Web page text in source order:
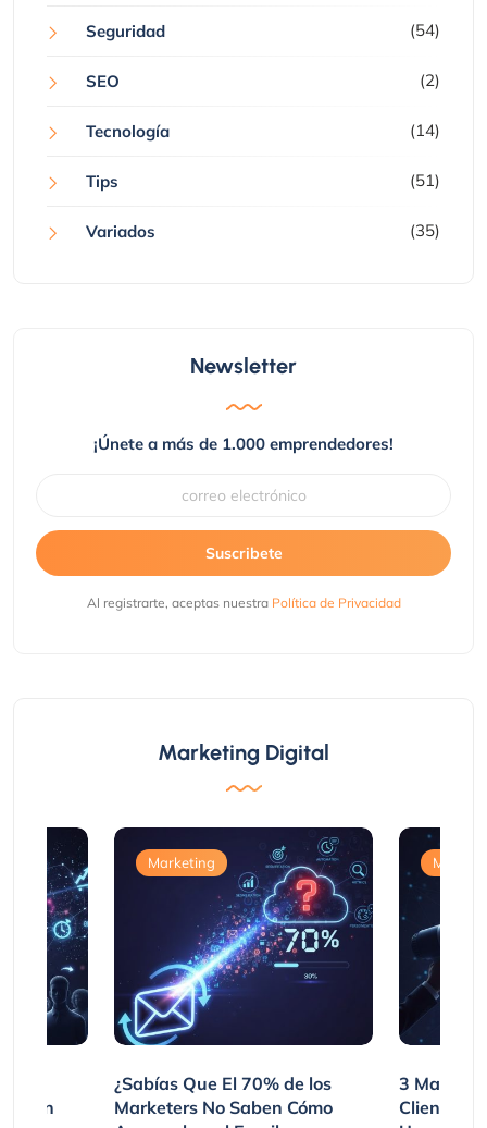
Seguridad (54)
SEO (2)
Tecnología (14)
Tips (51)
Variados (35)
Newsletter
¡Únete a más de 1.000 emprendedores!
Suscribete
Al registrarte, aceptas nuestra Política de Privacidad
Marketing Digital
Marketing
¿Sabías Que El 70% de los
Marketers No Saben Cómo
3
Clientes